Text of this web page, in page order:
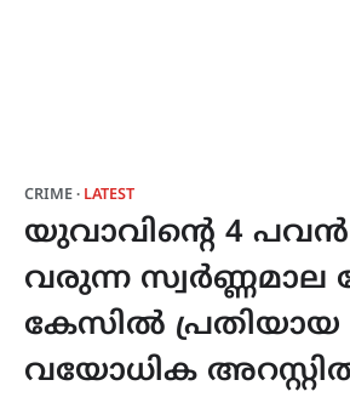
CRIME LATEST
യുവാവിന്റെ 4
വരുന്ന സ്വർണ്ണമാല
കേസിൽ പ്രതിയായ
വയോധിക